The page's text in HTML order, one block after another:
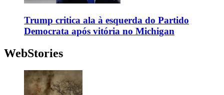
Trump critica ala à esquerda do Partido
Democrata após vitória no Michigan
WebStories